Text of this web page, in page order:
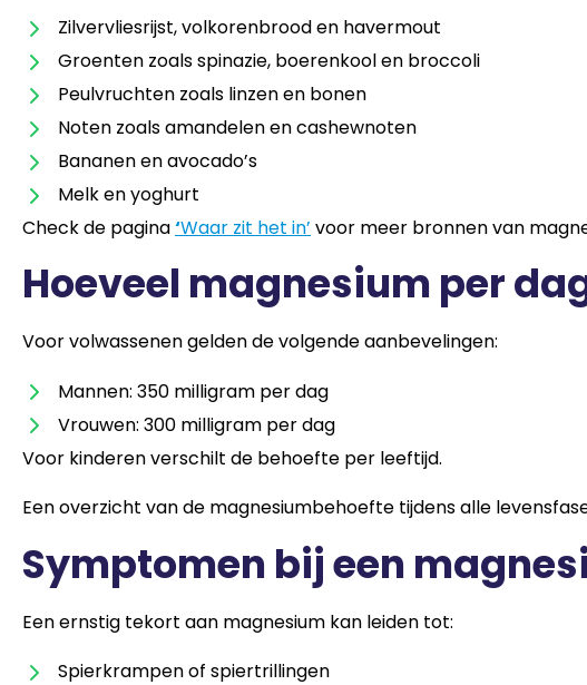
Zilvervliesrijst, volkorenbrood en havermout
Groenten zoals spinazie, boerenkool en broccoli
Peulvruchten zoals linzen en bonen
Noten zoals amandelen en cashewnoten
Bananen en avocado’s
Melk en yoghurt
Check de pagina‘Waar zit het in’ voor meer bronnen van
Hoeveel magnesium per
Voor volwassenen gelden de volgende aanbevelingen:
Mannen: 350 milligram per dag
Vrouwen: 300 milligram per dag
Voor kinderen verschilt de behoefte per leeftijd.
Een overzicht van de magnesiumbehoefte tijdens alle
Symptomen bij een
Een ernstig tekort aan magnesium kan leiden tot:
Spierkrampen of spiertrillingen